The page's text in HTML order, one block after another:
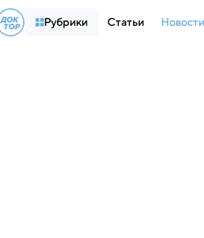
Рубрики Статьи Новости